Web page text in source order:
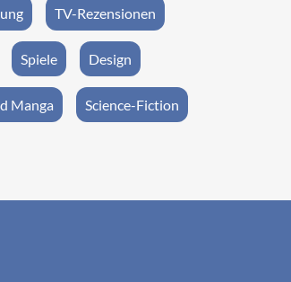
TV-Rezensionen
Spiele Design
Manga Science-Fiction